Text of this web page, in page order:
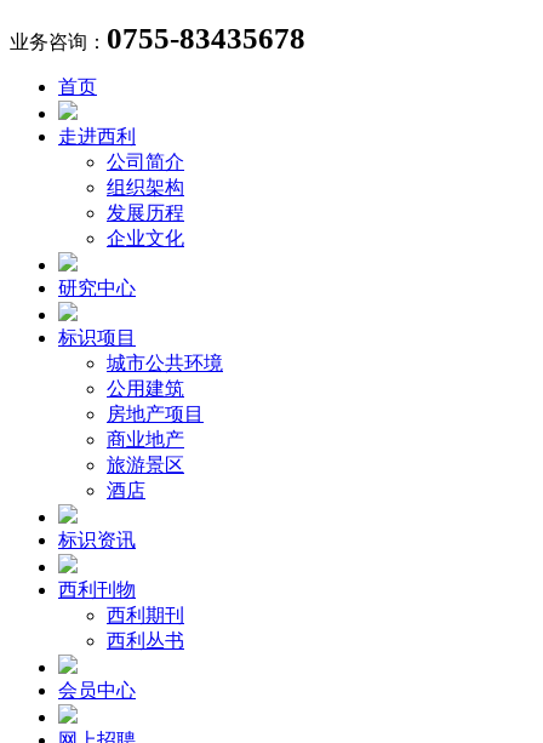
业务咨询： 0755-83435678
首页
走进西利
公司简介
组织架构
发展历程
企业文化
研究中心
标识项目
城市公共环境
公用建筑
房地产项目
商业地产
旅游景区
酒店
标识资讯
西利刊物
西利期刊
西利丛书
会员中心